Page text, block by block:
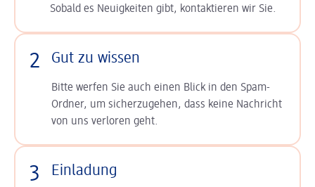
Sobald es Neuigkeiten gibt, kontaktieren wir Sie.
2 Gut zu wissen
Bitte werfen Sie auch einen Blick in den Spam-
Ordner, um sicherzugehen, dass keine Nachricht
von uns verloren geht.
3 Einladung